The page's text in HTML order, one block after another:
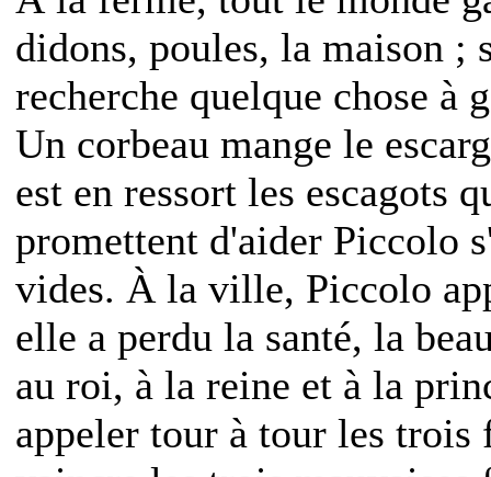
didons, poules, la maison ;
recherche quelque chose à
Un corbeau mange le
est en ressort les escagots
promettent d'aider Piccolo
vides. À la ville, Piccolo
elle a perdu la santé, la
au roi, à la reine et à la
appeler tour à tour les